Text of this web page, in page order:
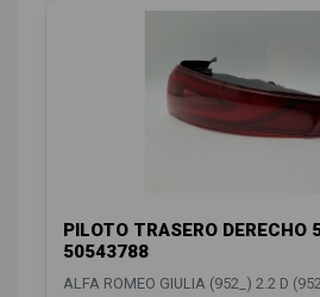
PILOTO TRASERO DERECHO
50543788
ALFA ROMEO GIULIA (952_) 2.2 D